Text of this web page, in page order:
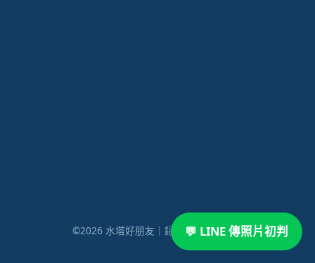
©2026 水塔好朋友｜銢鴻企業有限公司
💬 LINE 傳照片初判